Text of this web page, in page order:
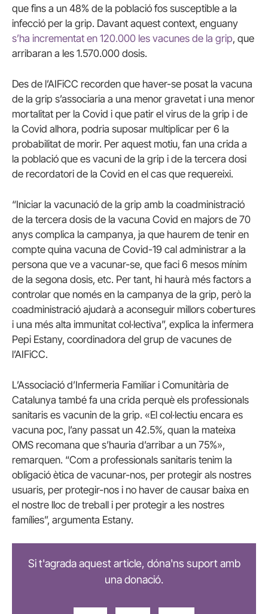
que fins a un 48% de la població fos susceptible a la
infecció per la grip. Davant aquest context, enguany
s’ha incrementat en 120.000 les vacunes de la grip, que
arribaran a les 1.570.000 dosis.
Des de l’AIFiCC recorden que haver-se posat la vacuna
de la grip s’associaria a una menor gravetat i una menor
mortalitat per la Covid i que patir el virus de la grip i de
la Covid alhora, podria suposar multiplicar per 6 la
probabilitat de morir. Per aquest motiu, fan una crida a
la població que es vacuni de la grip i de la tercera dosi
de recordatori de la Covid en el cas que requereixi.
“Iniciar la vacunació de la grip amb la coadministració
de la tercera dosis de la vacuna Covid en majors de 70
anys complica la campanya, ja que haurem de tenir en
compte quina vacuna de Covid-19 cal administrar a la
persona que ve a vacunar-se, que faci 6 mesos mínim
de la segona dosis, etc. Per tant, hi haurà més factors a
controlar que només en la campanya de la grip, però la
coadministració ajudarà a aconseguir millors cobertures
i una més alta immunitat col·lectiva”, explica la infermera
Pepi Estany, coordinadora del grup de vacunes de
l’AIFiCC.
L’Associació d’Infermeria Familiar i Comunitària de
Catalunya també fa una crida perquè els professionals
sanitaris es vacunin de la grip. «El col·lectiu encara es
vacuna poc, l’any passat un 42.5%, quan la mateixa
OMS recomana que s’hauria d’arribar a un 75%»,
remarquen. “Com a professionals sanitaris tenim la
obligació ètica de vacunar-nos, per protegir als nostres
usuaris, per protegir-nos i no haver de causar baixa en
el nostre lloc de treball i per protegir a les nostres
famílies”, argumenta Estany.
Si t'agrada aquest article, dóna'ns suport amb
una donació.